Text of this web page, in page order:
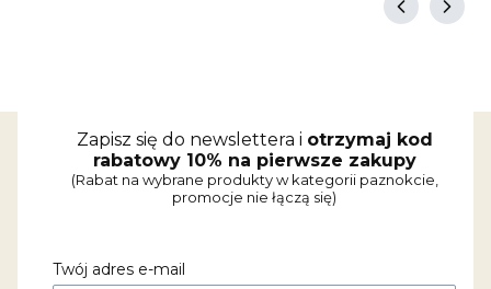
Zapisz się do newslettera i otrzymaj kod
rabatowy 10% na pierwsze zakupy
(Rabat na wybrane produkty w kategorii paznokcie,
promocje nie łączą się)
Twój adres e-mail